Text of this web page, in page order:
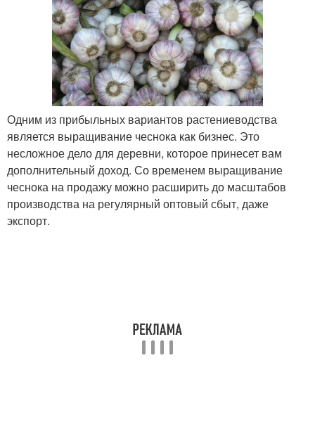
Одним из прибыльных вариантов растениеводства
является выращивание чеснока как бизнес. Это
несложное дело для деревни, которое принесет вам
дополнительный доход. Со временем выращивание
чеснока на продажу можно расширить до масштабов
производства на регулярный оптовый сбыт, даже
экспорт.